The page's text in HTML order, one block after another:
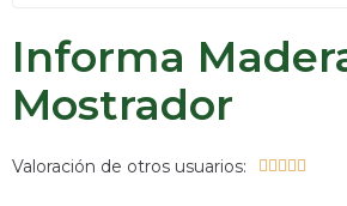
Informa
Mostrador
Valoración de otros usuarios:     